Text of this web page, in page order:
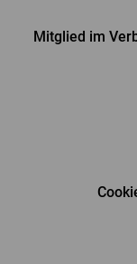
Mitglied im